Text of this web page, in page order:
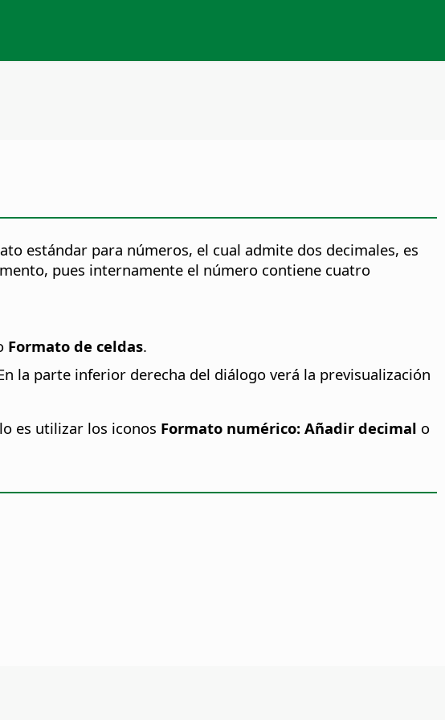
estándar para números, el cual admite dos decimales, es
pues internamente el número contiene cuatro
Formato de celdas.
la parte inferior derecha del diálogo verá la previsualización
es utilizar los iconos Formato numérico: Añadir decimal o